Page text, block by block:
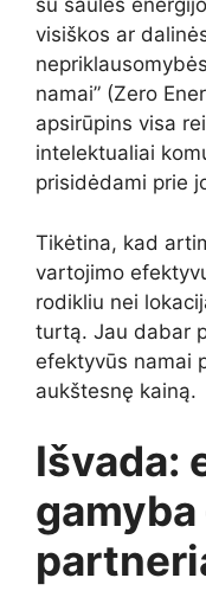
su saulės
visiškos ar
namai” (Zero
apsirūpins visa
intelektualiai
prisidėdami prie
Tikėtina, kad
vartojimo
rodikliu nei
turtą. Jau dabar
efektyvūs namai
aukštesnę kainą.
Išvada: